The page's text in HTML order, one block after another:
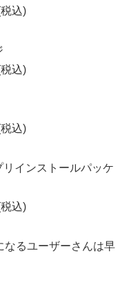
込)
込)
込)
インストールパッケ
込)
なるユーザーさんは早